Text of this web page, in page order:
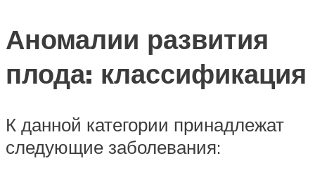
Аномалии развития
плода: классификация
К данной категории принадлежат
следующие заболевания: